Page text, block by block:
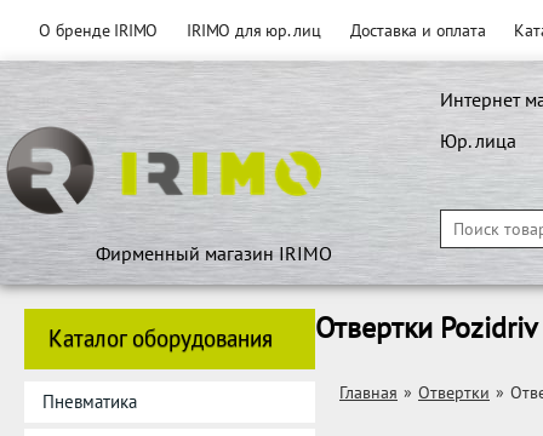
О бренде IRIMO IRIMO для юр. лиц Доставка и оплата
Фирменный магазин IRIMO
Интернет
Юр. лица
Каталог оборудования
Пневматика
Отвертки Pozidriv
Главная » Отвертки »